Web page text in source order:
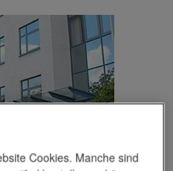
Cookies. Manche sind